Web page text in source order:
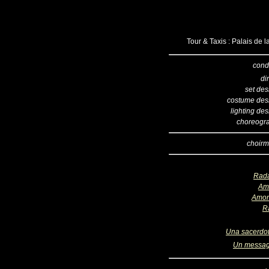
Tour & Taxis : Palais de
set
costume
lighting
Una
Un